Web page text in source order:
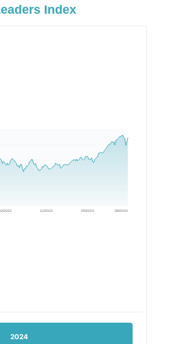
Index
02/2022 12/2022 09/2023 08/2024
2024